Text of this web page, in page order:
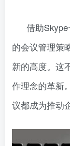
借助
的会议管理策
新的高度。这
作理念的革新
议都成为推动